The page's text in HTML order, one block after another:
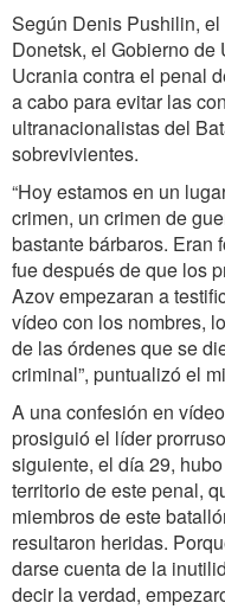
Según Denis Pushilin,
Donetsk, el Gobierno
Ucrania contra el penal
a cabo para evitar las
ultranacionalistas del
sobrevivientes.
“Hoy estamos en un
crimen, un crimen de
bastante bárbaros. Eran
fue después de que los
Azov empezaran a
vídeo con los nombres,
de las órdenes que se
criminal”, puntualizó el
A una confesión en
prosiguió el líder
siguiente, el día 29,
territorio de este penal,
miembros de este
resultaron heridas.
darse cuenta de la
decir la verdad,